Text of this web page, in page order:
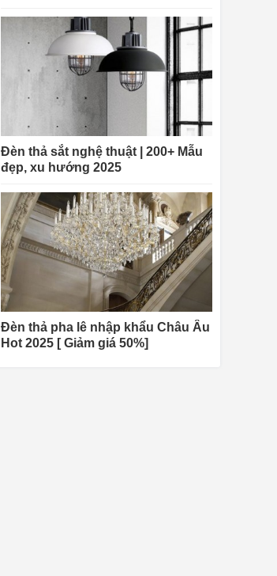
Đèn thả sắt nghệ thuật | 200+ Mẫu
đẹp, xu hướng 2025
Đèn thả pha lê nhập khẩu Châu Âu
Hot 2025 [ Giảm giá 50%]